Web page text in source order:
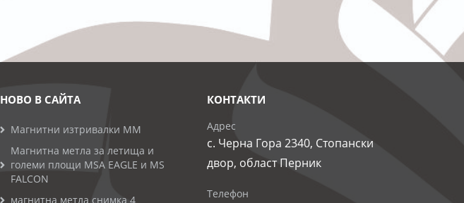
НОВО В САЙТА
Магнитни изтривалки MM
Магнитна метла за летища и
големи площи MSA EAGLE и MS
FALCON
магнитна метла снимка 4
КОНТАКТИ
Адрес
с. Черна Гора 2340, Стопански
двор, област Перник
Телефон